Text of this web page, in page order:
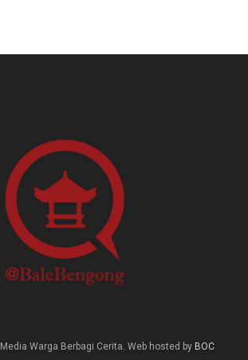
Warga Berbagi Cerita. Web hosted by BOC